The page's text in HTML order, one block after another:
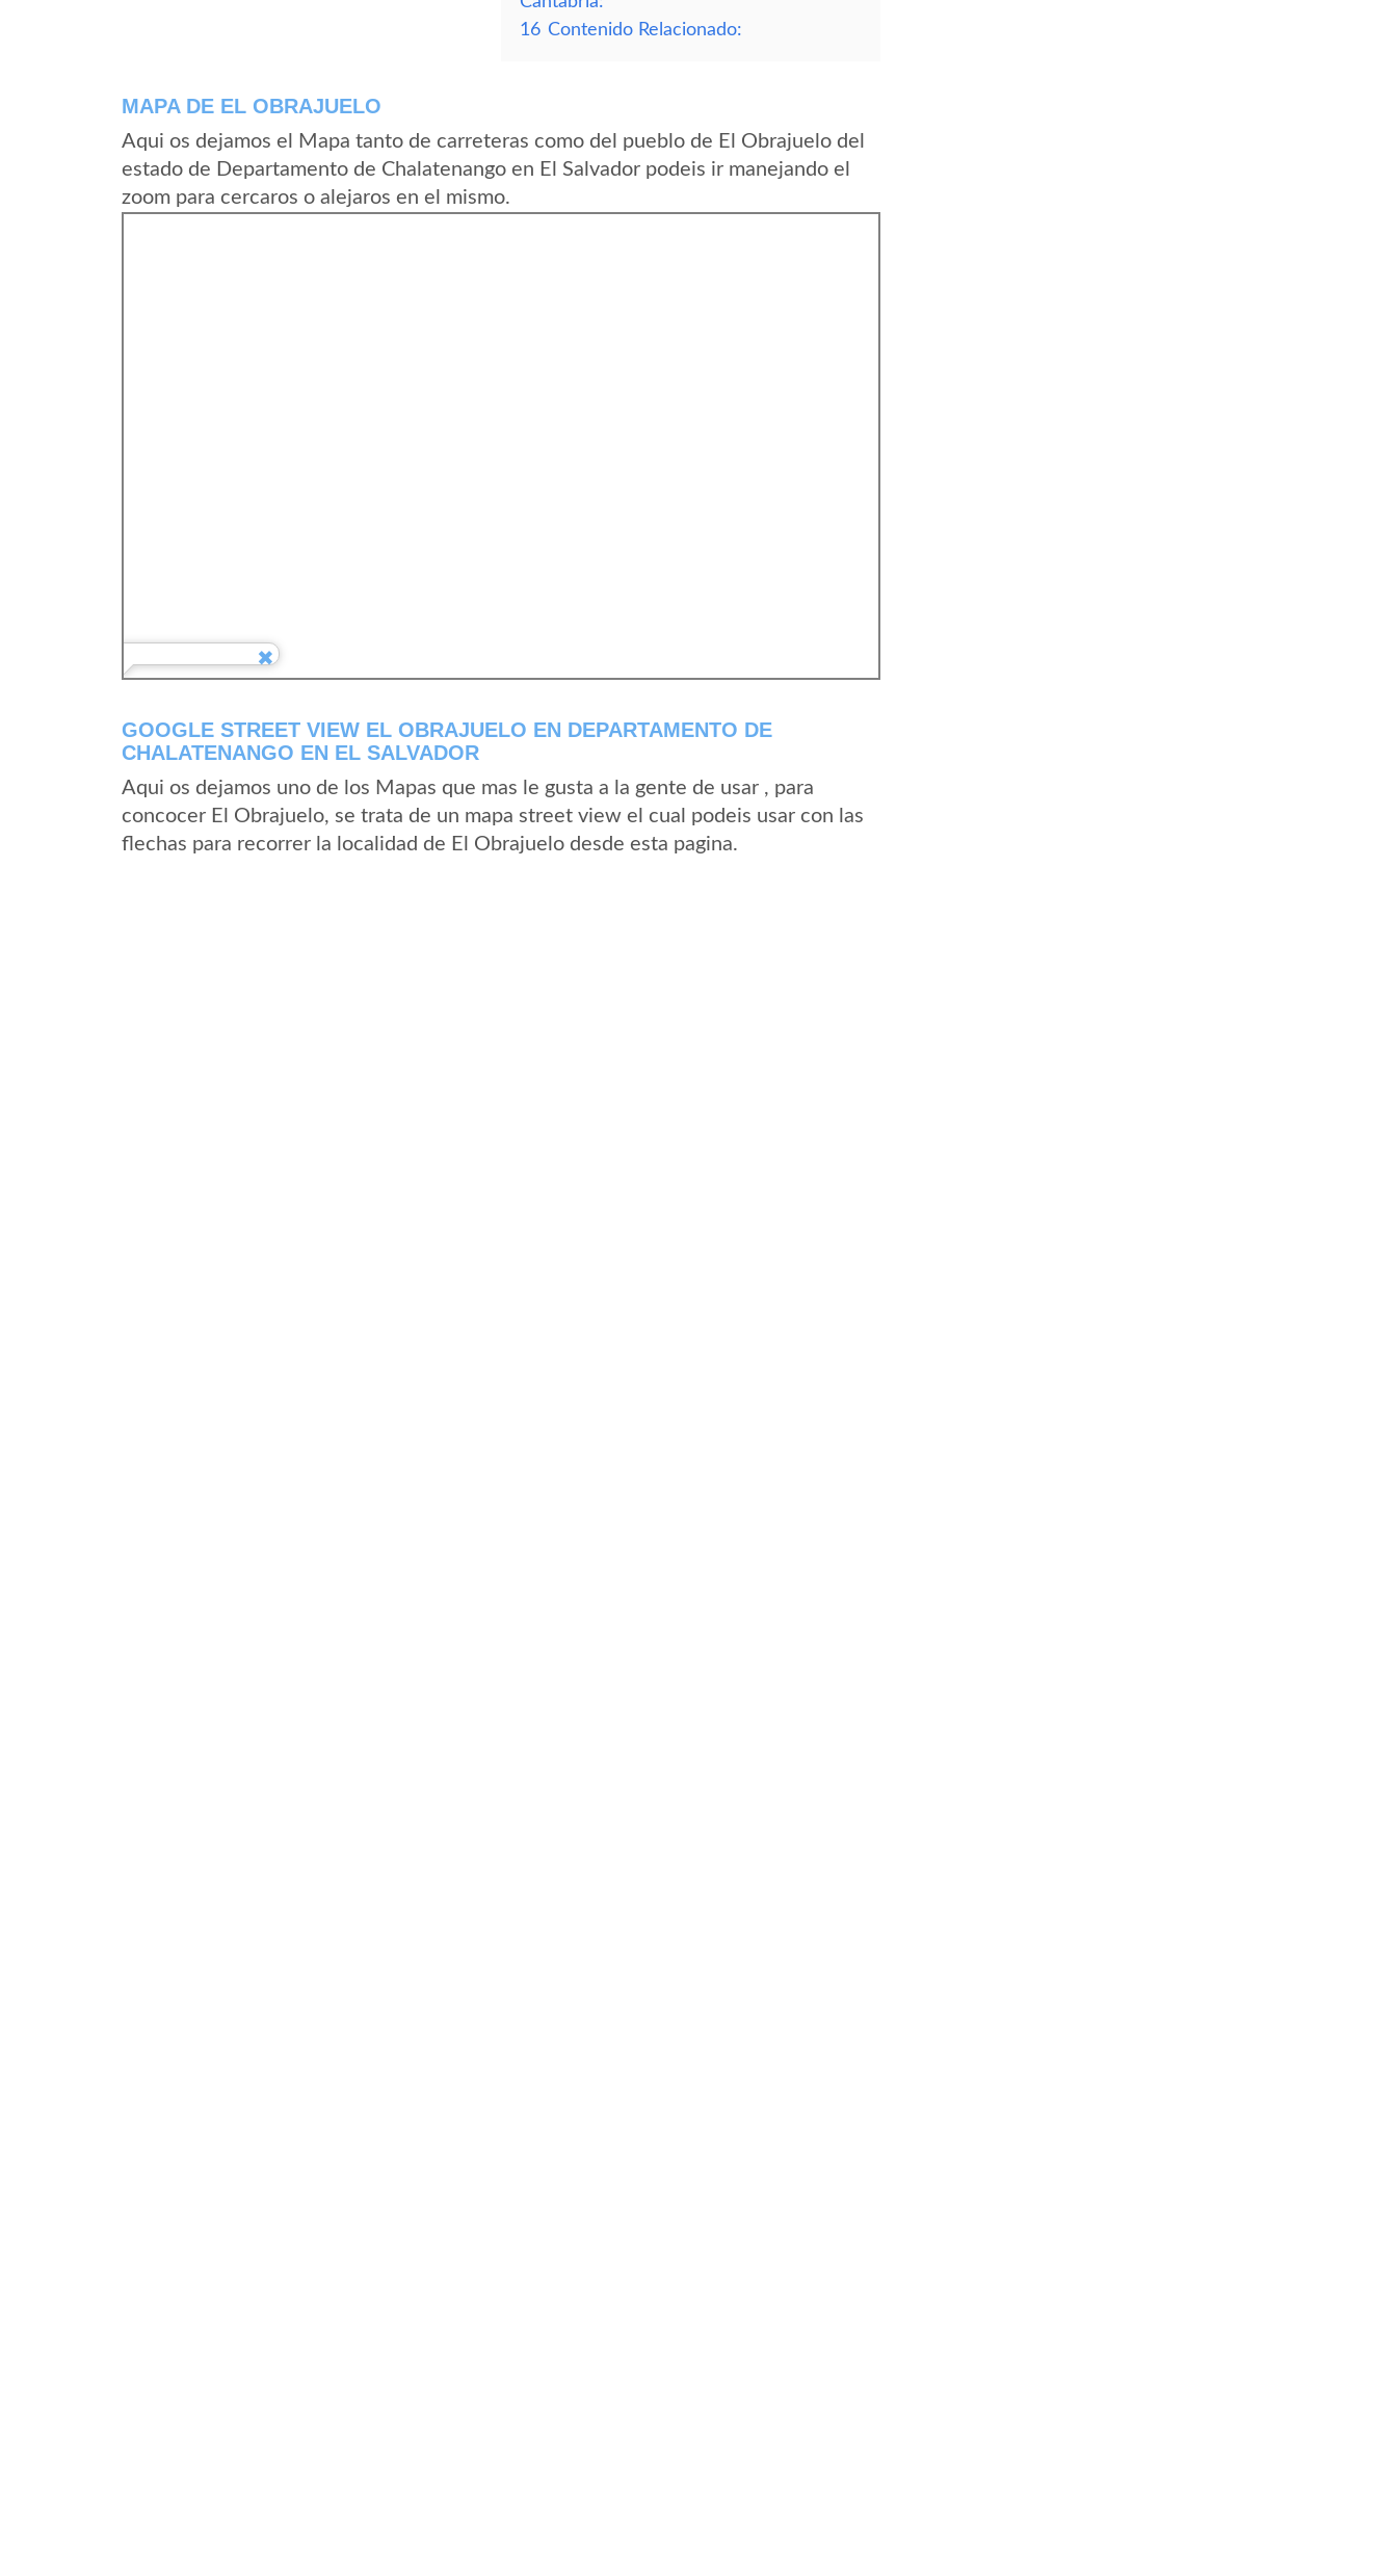
16 Contenido Relacionado:
MAPA DE EL OBRAJUELO
Aqui os dejamos el Mapa tanto de carreteras como del pueblo de El Obrajuelo del
estado de Departamento de Chalatenango en El Salvador podeis ir manejando el
zoom para cercaros o alejaros en el mismo.
GOOGLE STREET VIEW EL OBRAJUELO EN DEPARTAMENTO DE
CHALATENANGO EN EL SALVADOR
Aqui os dejamos uno de los Mapas que mas le gusta a la gente de usar , para
concocer El Obrajuelo, se trata de un mapa street view el cual podeis usar con las
flechas para recorrer la localidad de El Obrajuelo desde esta pagina.